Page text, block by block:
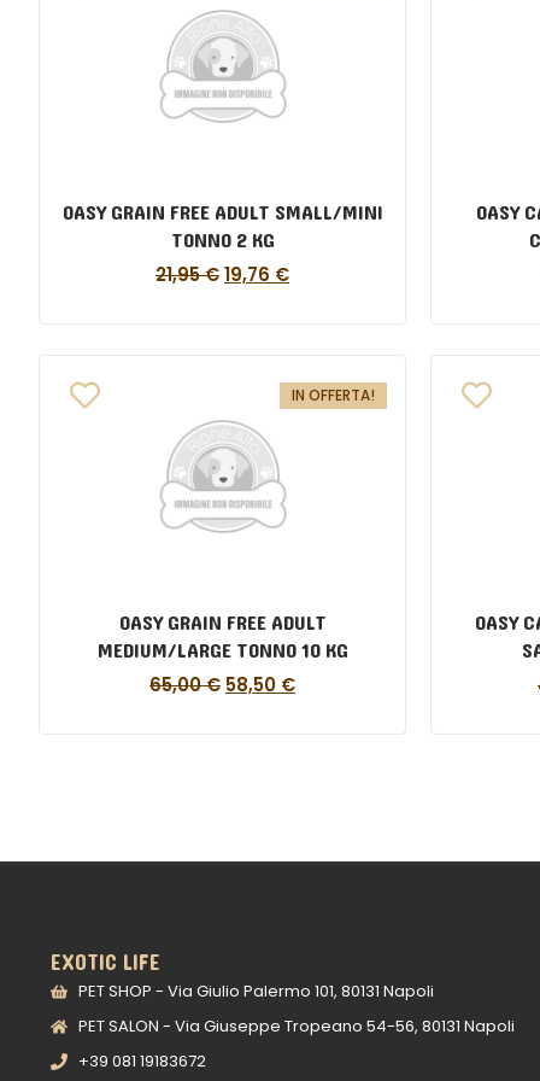
OASY GRAIN FREE ADULT SMALL/MINI
TONNO 2 KG
21,95€19,76 €
OASY
IN OFFERTA!
OASY GRAIN FREE ADULT
MEDIUM/LARGE TONNO 10 KG
65,00€ 58,50 €
OASY
EXOTIC LIFE
PET SHOP - Via Giulio Palermo 101, 80131 Napoli
PET SALON - Via Giuseppe Tropeano 54-56, 80131 Napoli
+39 081 19183672